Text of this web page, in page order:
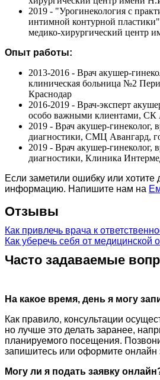
2019 - "Урогинекология с
интимной контурной
медико-хирургический центр
Опыт работы:
2013-2016 - Врач акушер-
клиническая больница №2
Краснодар
2016-2019 - Врач-эксперт
особо важными клиентами, СК
2019 - Врач акушер-гинеколог,
диагностики, СМЦ Авангард,
2019 - Врач акушер-гинеколог,
диагностики, Клиника
Если заметили ошибку или хотите
информацию. Напишите нам на
Отзывы
Как привлечь врача к
Как уберечь себя от медицинской
Часто задаваемые
На какое время, день я могу
Как правило, консультации
но лучше это делать заранее,
планируемого посещения.
запишитесь или оформите онлайн
Могу ли я подать заявку